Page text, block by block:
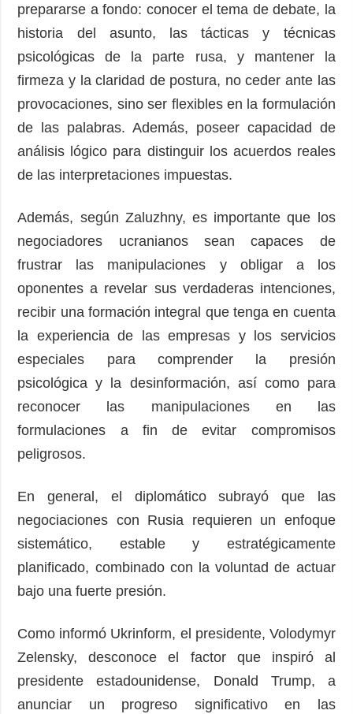
prepararse a fondo: conocer el tema de debate, la
historia del asunto, las tácticas y técnicas
psicológicas de la parte rusa, y mantener la
firmeza y la claridad de postura, no ceder ante las
provocaciones, sino ser flexibles en la formulación
de las palabras. Además, poseer capacidad de
análisis lógico para distinguir los acuerdos reales
de las interpretaciones impuestas.
Además, según Zaluzhny, es importante que los
negociadores ucranianos sean capaces de
frustrar las manipulaciones y obligar a los
oponentes a revelar sus verdaderas intenciones,
recibir una formación integral que tenga en cuenta
la experiencia de las empresas y los servicios
especiales para comprender la presión
psicológica y la desinformación, así como para
reconocer las manipulaciones en las
formulaciones a fin de evitar compromisos
peligrosos.
En general, el diplomático subrayó que las
negociaciones con Rusia requieren un enfoque
sistemático, estable y estratégicamente
planificado, combinado con la voluntad de actuar
bajo una fuerte presión.
Como informó Ukrinform, el presidente, Volodymyr
Zelensky, desconoce el factor que inspiró al
presidente estadounidense, Donald Trump, a
anunciar un progreso significativo en las